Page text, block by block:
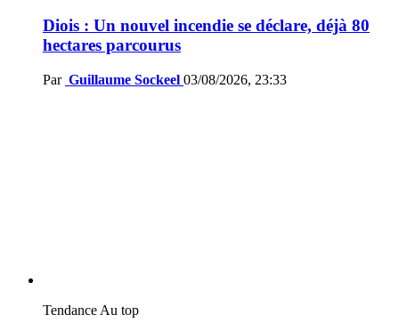
Diois : Un nouvel incendie se déclare, déjà 80
hectares parcourus
Par Guillaume Sockeel 03/08/2026, 23:33
Tendance Au top